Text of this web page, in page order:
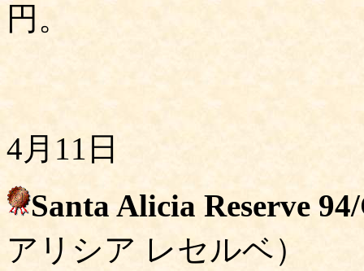
円。
4月11日
Santa Alicia Reserve
アリシア レセルベ）